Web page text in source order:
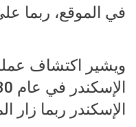
في الموقع، ربما
ويشير اكتشاف
الإسكندر ربما زار